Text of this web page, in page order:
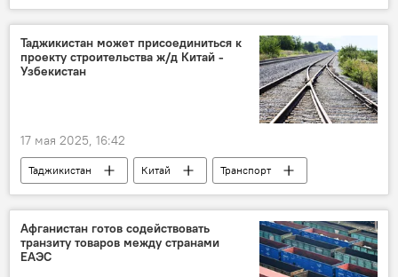
Таджикистан
Образование вузы
Таджикистан может присоединиться к
проекту строительства ж/д Китай -
Узбекистан
17 мая 2025, 16:42
Таджикистан Китай
Транспорт
Минтранс Таджикистана
железная дорога
Афганистан готов содействовать
транзиту товаров между странами
ЕАЭС